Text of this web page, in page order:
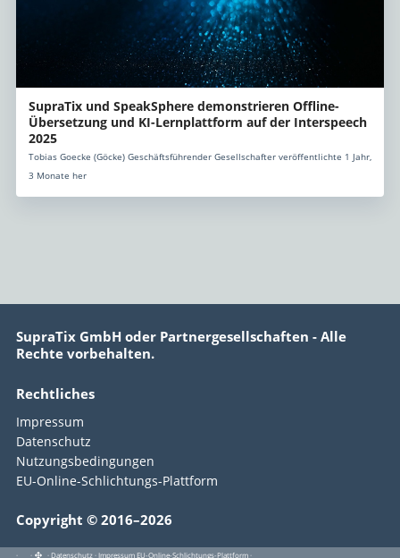
SupraTix und SpeakSphere demonstrieren Offline-
Übersetzung und KI-Lernplattform auf der Interspeech
2025
Tobias Goecke (Göcke) Geschäftsführender Gesellschafter veröffentlichte 1 Jahr,
3 Monate her
SupraTix GmbH oder Partnergesellschaften - Alle
Rechte vorbehalten.
Rechtliches
Impressum
Datenschutz
Nutzungsbedingungen
EU-Online-Schlichtungs-Plattform
Copyright © 2016–2026
· · ·Datenschutz·Impressum EU-Online-Schlichtungs-Plattform·